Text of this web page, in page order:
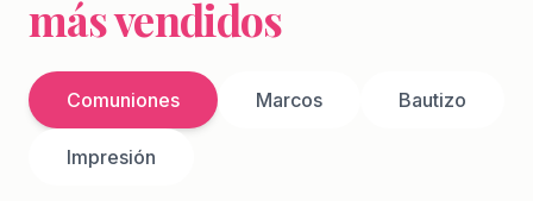
más vendidos
Comuniones Marcos Bautizo
Impresión